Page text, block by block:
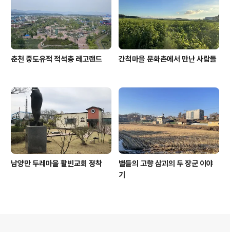
춘천 중도유적 적석총 레고랜드 간척마을 문화촌에서 만난 사람들
남양만 두레마을 활빈교회 정착
별들의 고향 삼괴의 두 장군 이야
기